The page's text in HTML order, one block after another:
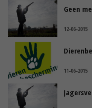
Geen
12-06-2015
11-06-2015